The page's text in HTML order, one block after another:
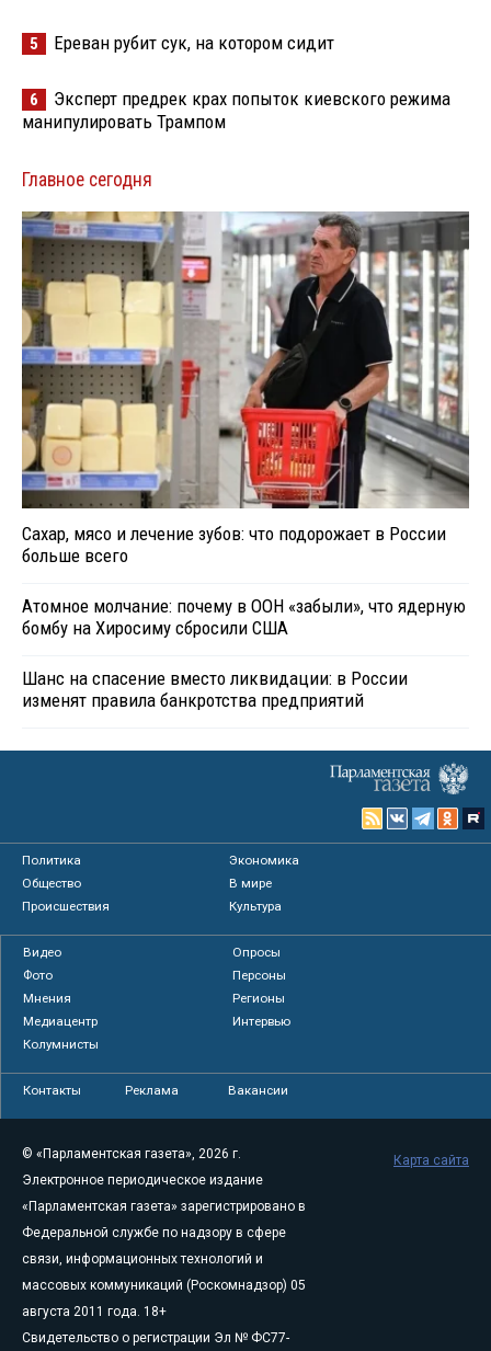
5 Ереван рубит сук, на котором сидит
6
Эксперт предрек крах попыток киевского режима
манипулировать Трампом
Главное сегодня
Сахар, мясо и лечение зубов: что подорожает в России
больше всего
Атомное молчание: почему в ООН «забыли», что ядерную
бомбу на Хиросиму сбросили США
Шанс на спасение вместо ликвидации: в России
изменят правила банкротства предприятий
Политика
Экономика
Общество
В мире
Происшествия
Культура
Видео
Опросы
Фото
Персоны
Мнения
Регионы
Медиацентр
Интервью
Колумнисты
Контакты Реклама Вакансии
© «Парламентская газета», 2026 г.
Электронное периодическое издание
«Парламентская газета» зарегистрировано в
Федеральной службе по надзору в сфере
связи, информационных технологий и
массовых коммуникаций (Роскомнадзор) 05
августа 2011 года. 18+
Свидетельство о регистрации Эл № ФС77-
Карта сайта